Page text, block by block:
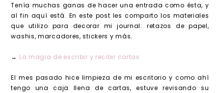
Tenía muchas ganas de hacer una entrada como ésta, y
al fin aquí está. En este post les comparto los materiales
que utilizo para decorar mi journal: retazos de papel,
washis, marcadores, stickers y más.
→ La magia de escribir y recibir cartas
El mes pasado hice limpieza de mi escritorio y como ahí
tengo una caja llena de cartas, estuve revisando su